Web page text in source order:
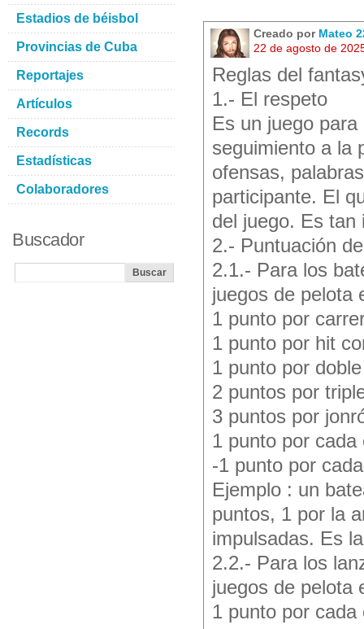
Creado por Mateo
22 de agosto de
Reglas del
1.- El respeto
Es un juego
seguimiento a la
ofensas,
participante. El
del juego. Es tan
2.- Puntuación
2.1.- Para los
juegos de pelota
1 punto por
1 punto por hit
1 punto por
2 puntos por
3 puntos por
1 punto por
-1 punto por
Ejemplo : un
puntos, 1 por la
impulsadas. Es
2.2.- Para los
juegos de pelota
1 punto por
Estadios de béisbol
Provincias de Cuba
Reportajes
Artículos
Records
Estadísticas
Colaboradores
Buscador